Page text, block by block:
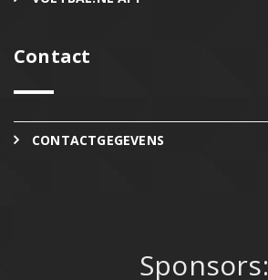
Contact
CONTACTGEGEVENS
Sponsors: